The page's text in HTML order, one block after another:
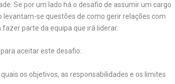
Se por um lado há o desafio de assumir um cargo
se questões de como gerir relações com
parte da equipa que irá liderar.
aceitar este desafio:
os objetivos, as responsabilidades e os limites